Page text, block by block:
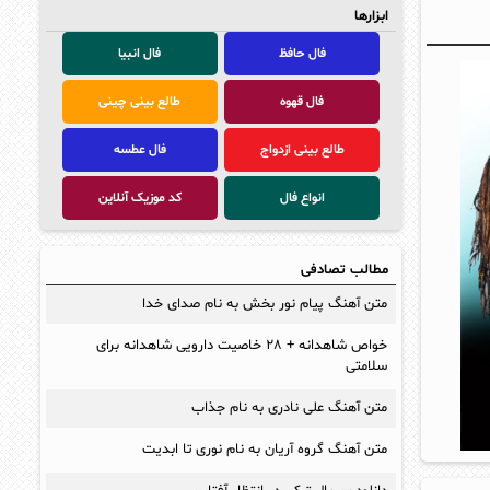
ابزارها
فال حافظ فال انبیا
فال قهوه طالع بینی چینی
طالع بینی ازدواج فال عطسه
انواع فال کد موزیک آنلاین
مطالب تصادفی
متن آهنگ پیام نور بخش به نام صدای خدا
خواص شاهدانه + ۲۸ خاصیت دارویی شاهدانه برای
سلامتی
متن آهنگ علی نادری به نام جذاب
متن آهنگ گروه آریان به نام نوری تا ابدیت